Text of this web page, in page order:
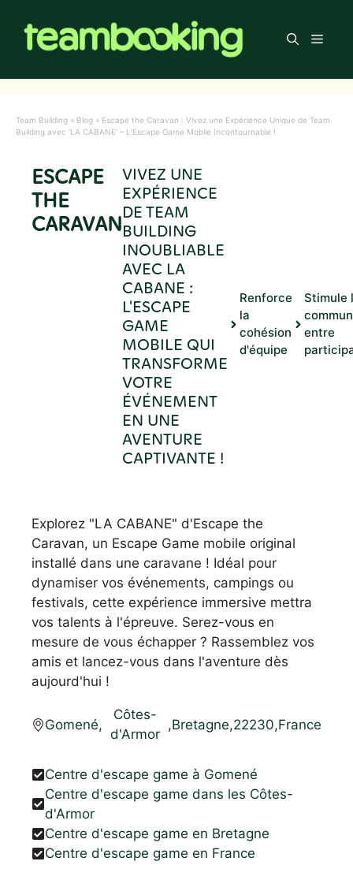
contenu
Menu
Team Building » Blog » Escape the Caravan : Vivez une Expérience Unique de Team
Building avec ‘LA CABANE’ – L’Escape Game Mobile Incontournable !
ESCAPE
THE
CARAVAN
VIVEZ UNE
EXPÉRIENCE
DE TEAM
BUILDING
INOUBLIABLE
AVEC LA
CABANE :
L'ESCAPE
GAME
MOBILE QUI
TRANSFORME
VOTRE
ÉVÉNEMENT
EN UNE
AVENTURE
CAPTIVANTE !
Renforce
la
cohésion
d'équipe
Stimule
entre
Explorez "LA CABANE" d'Escape the
Caravan, un Escape Game mobile original
installé dans une caravane ! Idéal pour
dynamiser vos événements, campings ou
festivals, cette expérience immersive mettra
vos talents à l'épreuve. Serez-vous en
mesure de vous échapper ? Rassemblez vos
amis et lancez-vous dans l'aventure dès
aujourd'hui !
Gomené,
Côtes-
d'Armor
,Bretagne,22230,France
Centre d'escape game à Gomené
Centre d'escape game dans les Côtes-
d'Armor
Centre d'escape game en Bretagne
Centre d'escape game en France